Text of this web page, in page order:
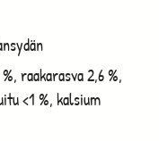
raakarasva 2,6 %,
<1 %, kalsium